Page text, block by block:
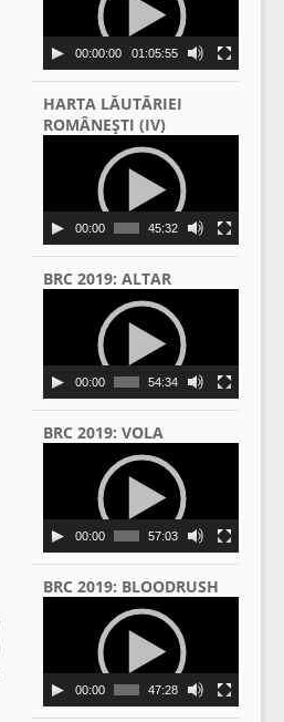
00:00:00 01:05:55
HARTA LĂUTĂRIEI
ROMÂNEŞTI (IV)
00:00 45:32
BRC 2019: ALTAR
00:00 54:34
BRC 2019: VOLA
00:00 57:03
BRC 2019: BLOODRUSH
00:00 47:28